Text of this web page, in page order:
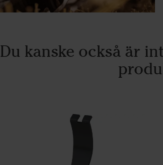
Du kanske också är